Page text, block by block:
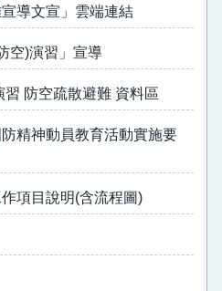
導文宣」雲端連結
空)演習」宣導
防空疏散避難 資料區
精神動員教育活動實施要
項目說明(含流程圖)